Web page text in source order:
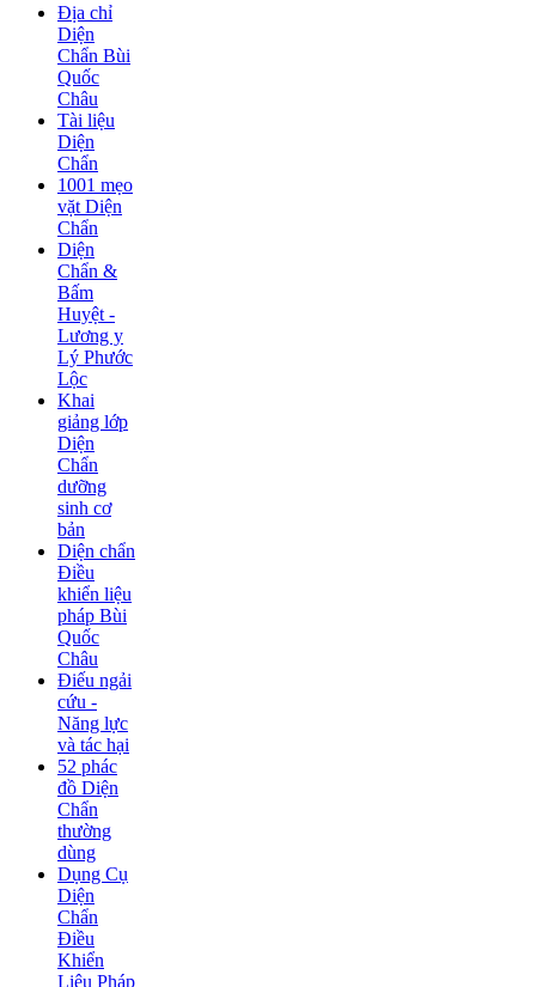
Địa chỉ
Diện
Chẩn Bùi
Quốc
Châu
Tài liệu
Diện
Chẩn
1001 mẹo
vặt Diện
Chẩn
Diện
Chẩn &
Bấm
Huyệt -
Lương y
Lý Phước
Lộc
Khai
giảng lớp
Diện
Chẩn
dưỡng
sinh cơ
bản
Diện chẩn
Điều
khiển liệu
pháp Bùi
Quốc
Châu
Điếu ngải
cứu -
Năng lực
và tác hại
52 phác
đồ Diện
Chẩn
thường
dùng
Dụng Cụ
Diện
Chẩn
Điều
Khiển
Liệu Pháp